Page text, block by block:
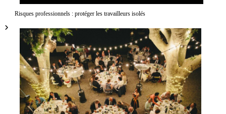
Risques professionnels : protéger les travailleurs isolés